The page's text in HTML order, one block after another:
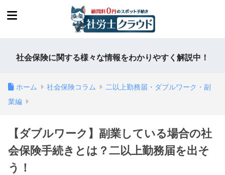
社会保険に関する様々な情報をわかりやすく解説中！
ホーム 社会保険コラム
二以上勤務届・ダブルワーク・副
業編
【ダブルワーク】副業している場合の社
会保険手続きとは？二以上勤務届を出そ
う！